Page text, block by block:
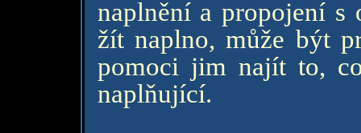
naplnění a propojení s
žít naplno, může být
pomoci jim najít to,
naplňující.